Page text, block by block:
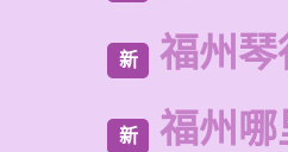
新 福州琴
新 福州哪